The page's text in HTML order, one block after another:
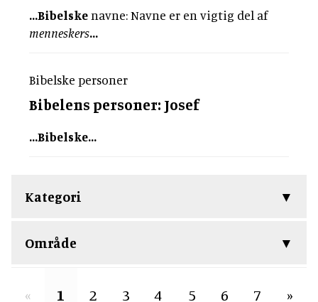
...Bibelskenavne: Navne er en vigtig del af
menneskers...
Bibelske personer
Bibelenspersoner: Josef
...Bibelske...
Kategori
Område
« 1 2 3 4 5 6 7 »